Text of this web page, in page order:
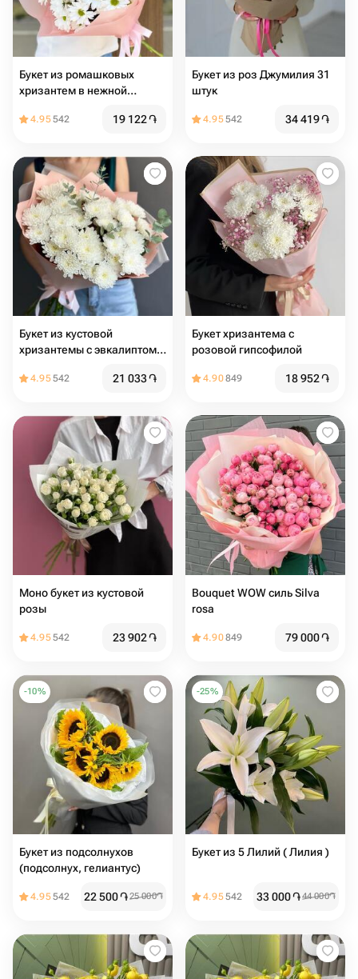
Букет из ромашковых
хризантем в нежной
4.95542 19 122֏
Букет из роз Джумилия 31
штук
4.95542 34 419֏
Букет из кустовой
хризантемы с эвкалиптом
4.95542 21 033֏
Букет хризантема с
розовой гипсофилой
4.90849 18 952֏
Моно букет из кустовой
розы
4.95542 23 902֏
Bouquet WOW силь Silva
rosa
4.90849 79 000֏
-10%
Букет из подсолнухов
(подсолнух, гелиантус)
4.95542 22 500֏25 000֏
-25%
Букет из 5 Лилий ( Лилия )
4.95542 33 000֏44 000֏